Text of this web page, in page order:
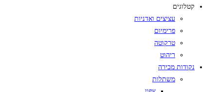
קטלוגים
עציצים ואדניות
פרימיום
טרקוטה
ריהוט
נקודות מכירה
משתלות